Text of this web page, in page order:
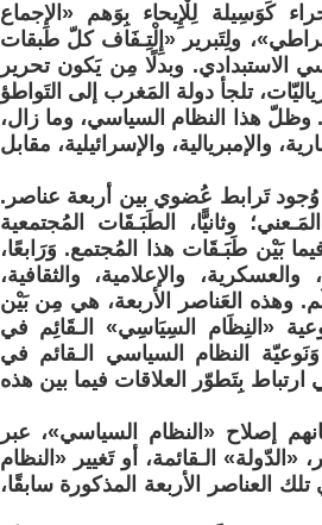
كَوَسِيلة لِلْإِيحاء بِوَهم «الإجماع
ولِتَبرير «إِلْتِـفَاف كلّ طَبقات
الاستبدادي. وبدلًا مِن يَكون تحرير
تلجأ دولة المَغرب إلى التَواطؤ
وظلّ هذا النظام السياسي، وما زال،
والإمبريالية، والإسرائيلية، مقابل
وُجود تَرابط عُضوي بين أربعة عناصر.
وثانيًّا، الطَبَـقَات المُجتمعية
بَيْن طَبَـقَات هذا المُجتمع. وَرَابعًا،
والإعلامية، والثقافية،
وهذه العَناصر الأربعة، هي مِن بَيْن
«النِظَام السِيَاسِي» الـقَائِم في
النظام السياسي الـقائم في
بِتَطوّر العلاقات فيما بين هذه
إصلاح «النظام السياسي»، عبر
الـقائمة، أو تَغيير «النظام
العناصر الأربعة المذكورة سابقًا،